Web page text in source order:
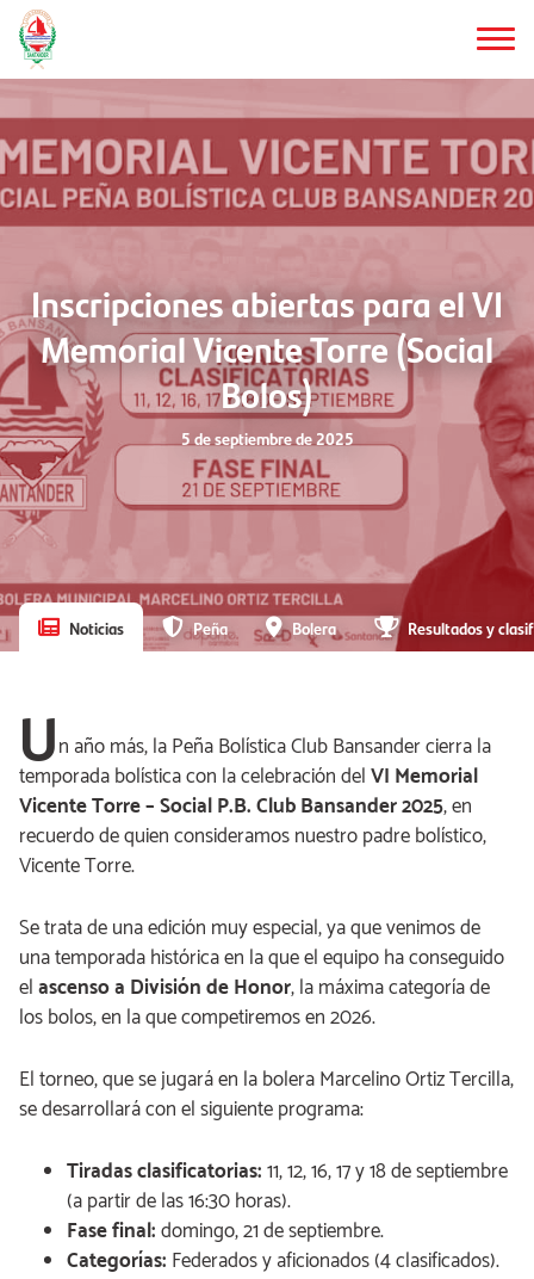
Saltar
al
contenido
Inscripciones abiertas para el VI
Memorial Vicente Torre (Social
Bolos)
5 de septiembre de 2025
Noticias Peña Bolera Resultados y
Un año más, la Peña Bolística Club Bansander cierra la
temporada bolística con la celebración delVI Memorial
Vicente Torre – Social P.B. Club Bansander 2025, en
recuerdo de quien consideramos nuestro padre bolístico,
Vicente Torre.
Se trata de una edición muy especial, ya que venimos de
una temporada histórica en la que el equipo ha conseguido
elascenso a División de Honor, la máxima categoría de
los bolos, en la que competiremos en 2026.
El torneo, que se jugará en la bolera Marcelino Ortiz Tercilla,
se desarrollará con el siguiente programa:
Tiradas clasificatorias:11, 12, 16, 17 y 18 de septiembre
(a partir de las 16:30 horas).
Fase final:domingo, 21 de septiembre.
Categorías: Federados y aficionados (4 clasificados).